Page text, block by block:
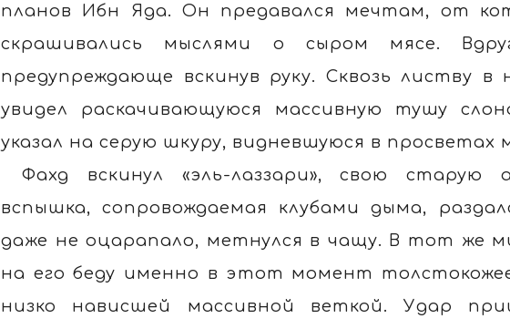
планов Ибн Яда. Он предавался мечтам, от
скрашивались мыслями о сыром мясе.
предупреждающе вскинув руку. Сквозь листву в
увидел раскачивающуюся массивную тушу
указал на серую шкуру, видневшуюся в просветах
Фахд вскинул «эль-лаззари», свою старую
вспышка, сопровождаемая клубами дыма,
даже не оцарапало, метнулся в чащу. В тот же
на его беду именно в этот момент
низко нависшей массивной веткой. Удар